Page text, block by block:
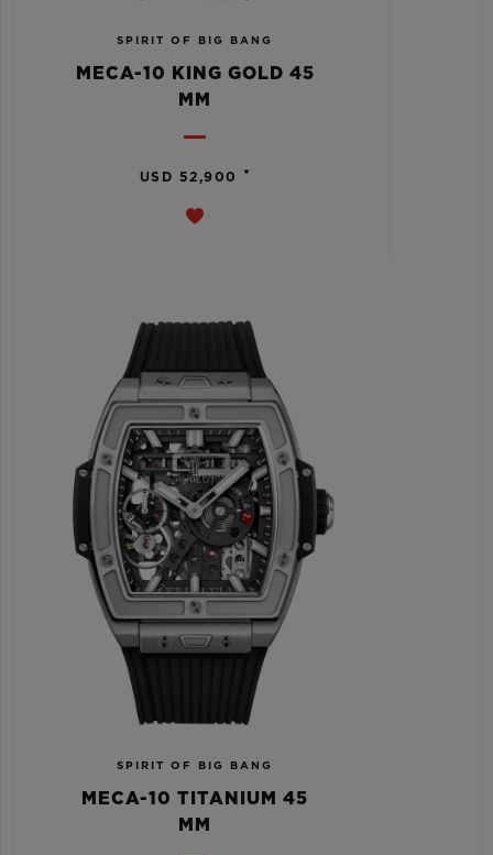
SPIRIT OF BIG BANG
MECA-10 KING GOLD 45
MM
USD 52,900 •
SPIRIT OF BIG BANG
MECA-10 TITANIUM 45
MM